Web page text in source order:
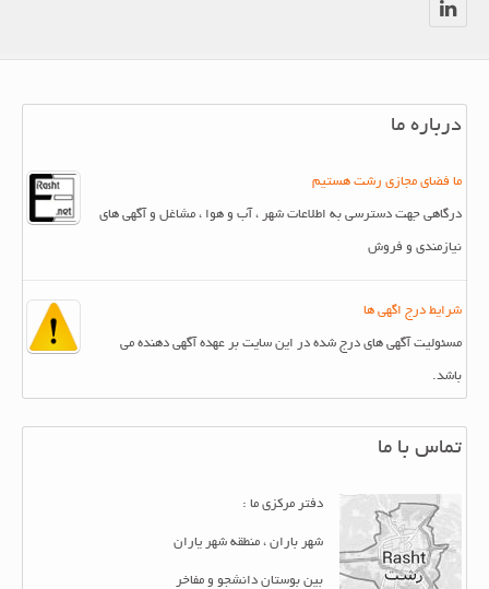
درباره ما
ما فضای مجازی رشت هستیم
درگاهی جهت دسترسی به اطلاعات شهر ، آب و هوا ، مشاغل و آگهی های
نیازمندی و فروش
شرایط درج اگهی ها
مسئولیت آگهی های درج شده در این سایت بر عهده آگهی دهنده می
باشد.
تماس با ما
دفتر مرکزی ما :
شهر باران ، منطقه شهر یاران
بین بوستان دانشجو و مفاخر